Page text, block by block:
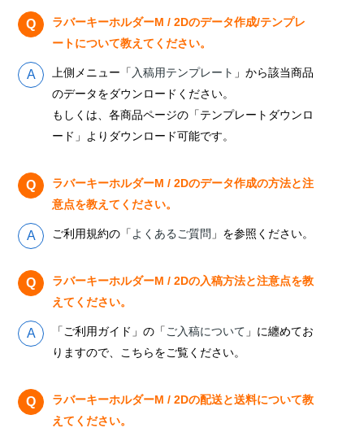
ラバーキーホルダーM / 2Dのデータ作成/テンプレ
ートについて教えてください。
上側メニュー「 入稿用テンプレート 」から該当商品
のデータをダウンロードください。
もしくは、各商品ページの「テンプレートダウンロ
ード」よりダウンロード可能です。
ラバーキーホルダーM / 2Dのデータ作成の方法と注
意点を教えてください。
ご利用規約の「 よくあるご質問 」を参照ください。
ラバーキーホルダーM / 2Dの入稿方法と注意点を教
えてください。
「ご利用ガイド」の「 ご入稿について 」に纏めてお
りますので、こちらをご覧ください。
ラバーキーホルダーM / 2Dの配送と送料について教
えてください。